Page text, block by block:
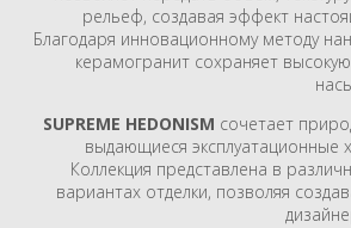
рельеф, создавая эффект
Благодаря инновационному методу
керамогранит сохраняет
SUPREME HEDONISM сочетает
выдающиеся эксплуатационные
Коллекция представлена в
вариантах отделки, позволяя